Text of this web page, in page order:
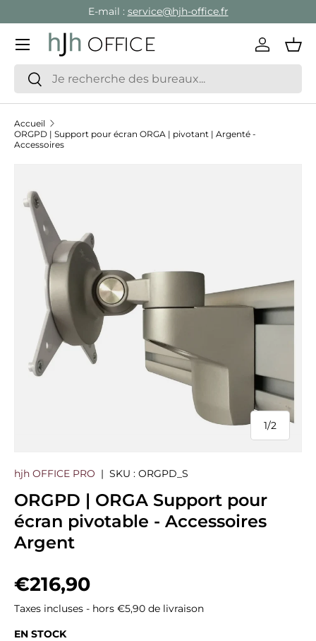
Aller au contenu
E-mail : service@hjh-office.fr
Recherche
Rechercher
Se
Menu
Accueil
ORGPD | Support pour écran ORGA | pivotant | Argenté -
Accessoires
1/
de
2
hjh OFFICE PRO | SKU : ORGPD_S
ORGPD | ORGA Support pour
écran pivotable - Accessoires
Argent
Prix habituel
€216,90
Taxes incluses - hors €5,90 de livraison
EN STOCK